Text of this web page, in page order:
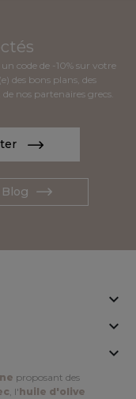
code de -10% sur votre
des bons plans, des
nos partenaires grecs.
Blog



proposant des
, l'huile d'olive